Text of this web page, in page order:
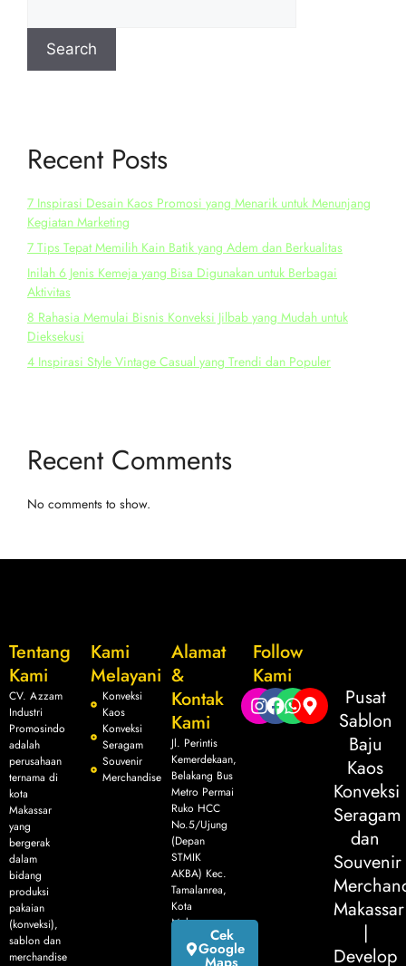
Search
Recent Posts
7 Inspirasi Desain Kaos Promosi yang Menarik untuk Menunjang
Kegiatan Marketing
7 Tips Tepat Memilih Kain Batik yang Adem dan Berkualitas
Inilah 6 Jenis Kemeja yang Bisa Digunakan untuk Berbagai
Aktivitas
8 Rahasia Memulai Bisnis Konveksi Jilbab yang Mudah untuk
Dieksekusi
4 Inspirasi Style Vintage Casual yang Trendi dan Populer
Recent Comments
No comments to show.
Tentang
Kami
CV. Azzam
Industri
Promosindo
adalah
perusahaan
ternama di
kota
Makassar
yang
bergerak
dalam
bidang
produksi
pakaian
(konveksi),
sablon dan
merchandise
Kami
Melayani
Konveksi
Kaos
Konveksi
Seragam
Souvenir
Merchandise
Alamat
&
Kontak
Kami
Jl. Perintis
Kemerdekaan,
Belakang Bus
Metro Permai
Ruko HCC
No.5/Ujung
(Depan
STMIK
AKBA) Kec.
Tamalanrea,
Kota
Makassar
Cek
Google
Follow
Kami
Pusat
Sablon
Baju
Kaos
Konveksi
Seragam
dan
Souvenir
Makassar
|
Develop